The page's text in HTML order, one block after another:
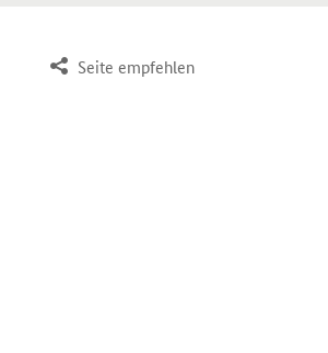
Seite empfehlen